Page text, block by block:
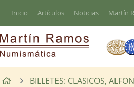
Inicio Artículos Noticias Martín
InicioBILLETES: CLASICOS,